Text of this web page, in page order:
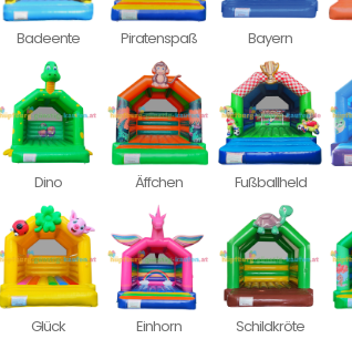
Badeente Piratenspaß Bayern
Dino Äffchen Fußballheld
Glück Einhorn Schildkröte